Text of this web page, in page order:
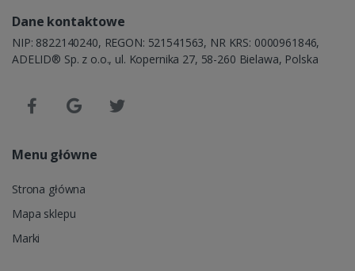
Dane kontaktowe
NIP: 8822140240, REGON: 521541563, NR KRS: 0000961846,
ADELID® Sp. z o.o., ul. Kopernika 27, 58-260 Bielawa, Polska
Menu główne
Strona główna
Mapa sklepu
Marki